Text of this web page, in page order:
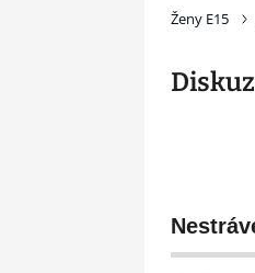
Ženy E15